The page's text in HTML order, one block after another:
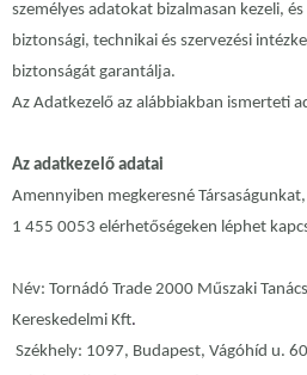
személyes adatokat bizalmasan kezeli,
biztonsági, technikai és szervezési
biztonságát garantálja.
Az Adatkezelő az alábbiakban ismerteti
Az adatkezelő adatai
Amennyiben megkeresné
1 455 0053 elérhetőségeken léphet
Név: Tornádó Trade 2000 Műszaki
Kereskedelmi Kft.
Székhely: 1097, Budapest, Vágóhíd u.